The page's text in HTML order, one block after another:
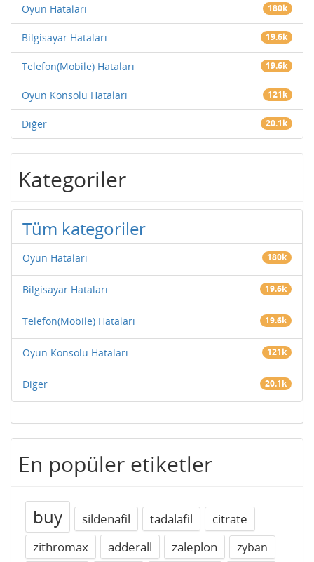
Oyun Hataları 180k
Bilgisayar Hataları 19.6k
Telefon(Mobile) Hataları 19.6k
Oyun Konsolu Hataları 121k
Diğer 20.1k
Kategoriler
Tüm kategoriler
Oyun Hataları 180k
Bilgisayar Hataları 19.6k
Telefon(Mobile) Hataları 19.6k
Oyun Konsolu Hataları 121k
Diğer 20.1k
En popüler etiketler
buy sildenafil tadalafil
citrate
zithromax
adderall zaleplon
zyban